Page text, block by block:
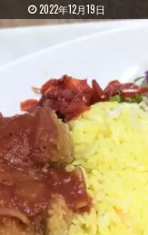
PUBLISHED DATE:
2022年12月19日